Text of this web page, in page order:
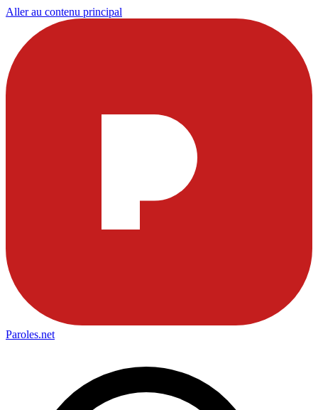
Aller au contenu principal
Paroles.net